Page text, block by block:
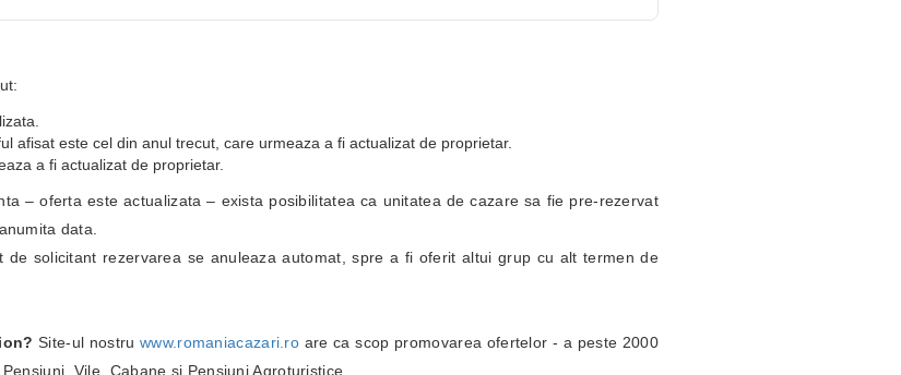
afisat este cel din anul trecut, care urmeaza a fi actualizat de proprietar.
a fi actualizat de proprietar.
– oferta este actualizata – exista posibilitatea ca unitatea de cazare sa fie pre-rezervat
data.
solicitant rezervarea se anuleaza automat, spre a fi oferit altui grup cu alt termen de
Site-ul nostruwww.romaniacazari.ro are ca scop promovarea ofertelor - a peste 2000
Vile, Cabane si Pensiuni Agroturistice.